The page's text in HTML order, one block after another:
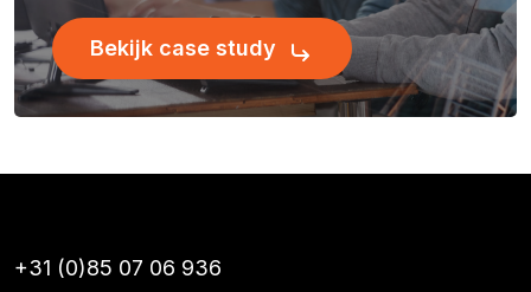
Bekijk case study
+31 (0)85 07 06 936